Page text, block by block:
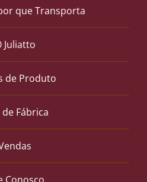
que Transporta
Juliatto
de Produto
de Fábrica